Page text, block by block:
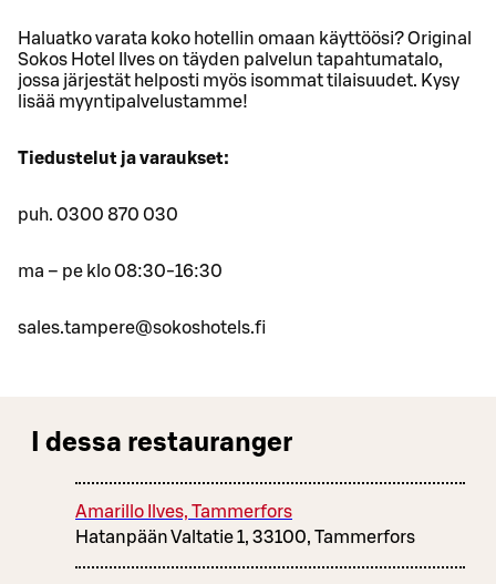
Haluatko varata koko hotellin omaan käyttöösi? Original
Sokos Hotel Ilves on täyden palvelun tapahtumatalo,
jossa järjestät helposti myös isommat tilaisuudet. Kysy
lisää myyntipalvelustamme!
Tiedustelut ja varaukset:
puh. 0300 870 030
ma – pe klo 08:30-16:30
sales.tampere@sokoshotels.fi
I dessa restauranger
Amarillo Ilves, Tammerfors
Hatanpään Valtatie 1, 33100, Tammerfors